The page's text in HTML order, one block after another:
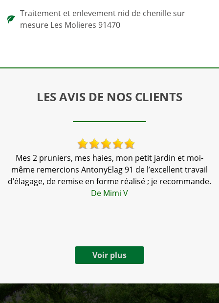
Traitement et enlevement nid de chenille sur
mesure Les Molieres 91470
LES AVIS DE NOS CLIENTS
Mes 2 pruniers, mes haies, mon petit jardin et moi-
même remercions AntonyElag 91 de l’excellent travail
d’élagage, de remise en forme réalisé ; je recommande.
De Mimi V
Voir plus